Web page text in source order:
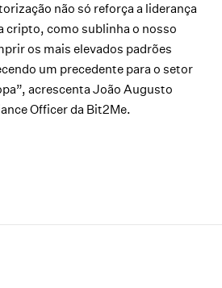
não só reforça a liderança
cripto, como sublinha o nosso
os mais elevados padrões
um precedente para o setor
acrescenta João Augusto
Officer da Bit2Me.